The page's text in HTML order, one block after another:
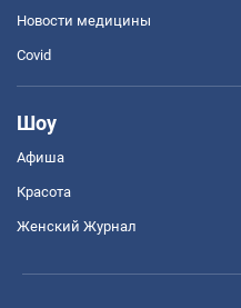
Новости медицины
Covid
Шоу
Афиша
Красота
Женский Журнал